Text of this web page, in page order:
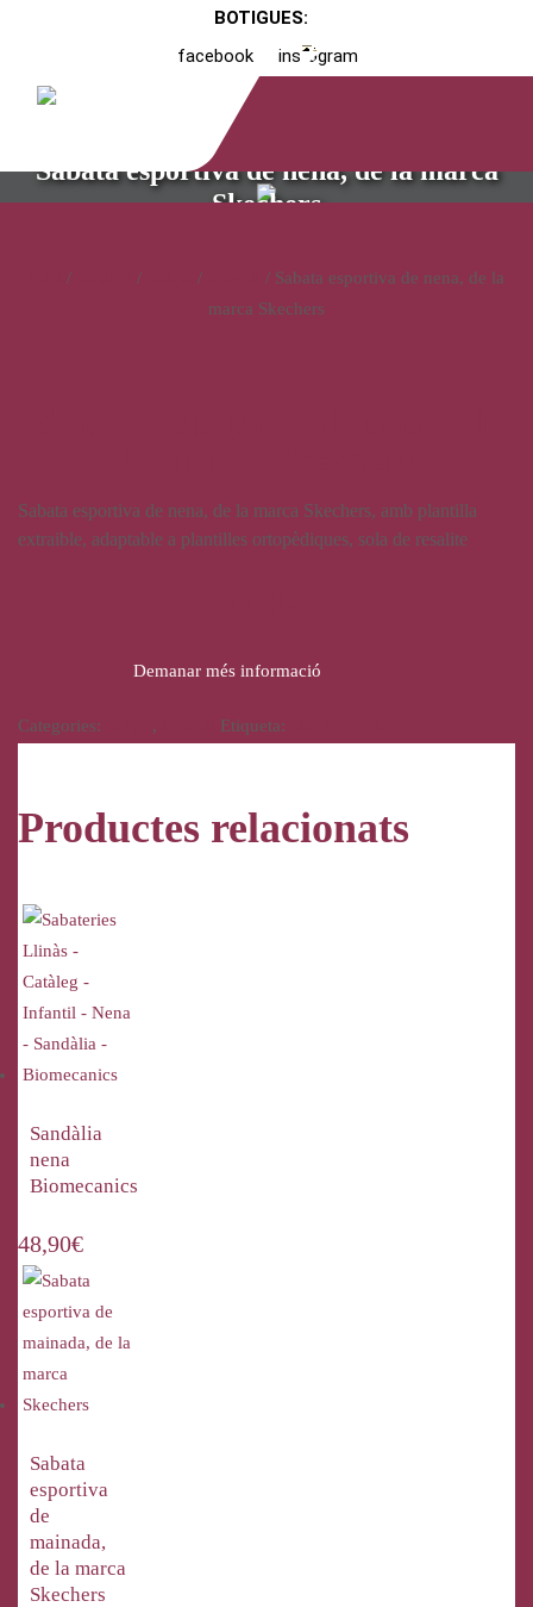
BOTIGUES:
facebook
instagram
Sabata esportiva de nena, de la marca
Skechers
/ / /
/ Sabata esportiva de nena, de la
marca Skechers
Sabata esportiva de nena, de la marca Skechers, amb plantilla
extraible, adaptable a plantilles ortopèdiques, sola de resalite
Demanar més informació
Categories: , Etiqueta:
Productes relacionats
Sandàlia
nena
Biomecanics
48,90€
Sabata
esportiva
de
mainada,
de la marca
Skechers